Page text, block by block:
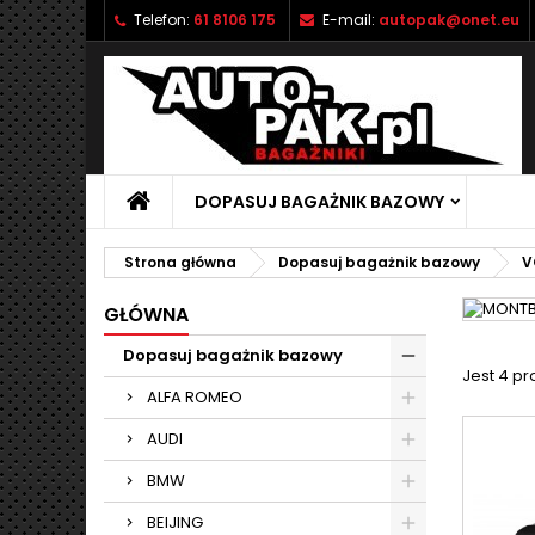
Telefon: 61 8106 175 E-mail: autopak@onet.eu
DOPASUJ BAGAŻNIK BAZOWY
Strona główna Dopasuj bagażnik bazowy
GŁÓWNA
Dopasuj bagażnik bazowy
ALFA ROMEO
AUDI
BMW
BEIJING
Jest 4